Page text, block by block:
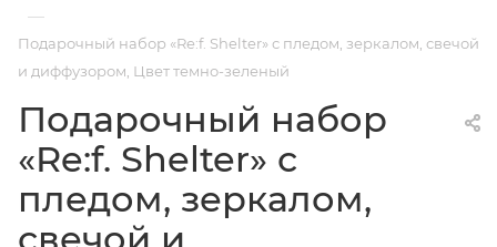
—
Подарочный набор «Re:f. Shelter» с пледом, зеркалом, свечой
и диффузором, Цвет темно-зеленый
Подарочный набор
«Re:f. Shelter» с
пледом, зеркалом,